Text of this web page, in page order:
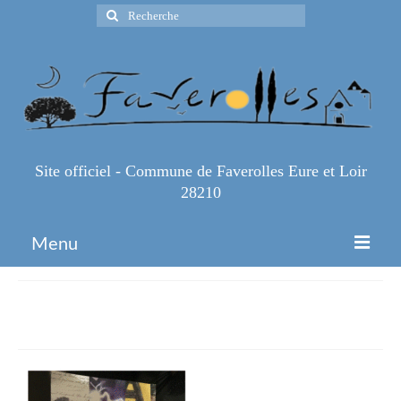
Rechercher
:
Site officiel - Commune de Faverolles Eure et Loir
28210
Menu
Infos Pratiques